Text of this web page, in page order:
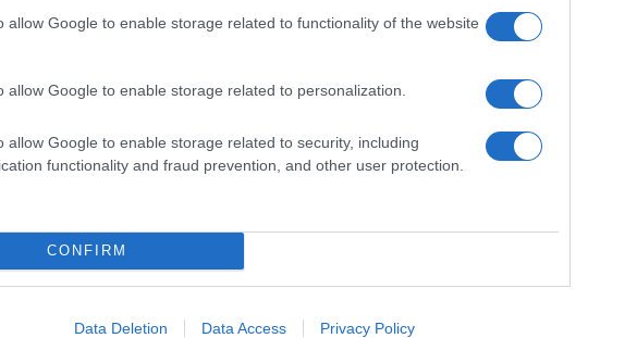
allow Google to enable storage related to functionality of the website
allow Google to enable storage related to personalization.
allow Google to enable storage related to security, including
functionality and fraud prevention, and other user protection.
CONFIRM
Data Deletion Data Access Privacy Policy
valore del percorso educativo. Ti sei mai
ciò che hai imparato?
di cambiamento”, organizzato dalla Cisl
salariale e l’accesso alle posizioni
concrete per sostenere la parità di genere,
più equo e giusto. Le esponenti
Opportunità Simona Baldassarre, hanno
culturale e strutturale all’interno delle